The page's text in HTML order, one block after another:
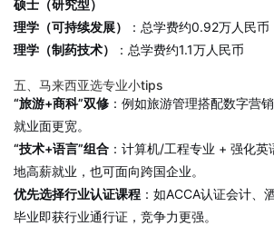
硕士（研究型）
理学（可持续发展）
：总学费约0.92万人民币
理学（制药技术）
：总学费约1.1万人民币
五、马来西亚选专业小tips
“旅游+商科”双修 ：例如旅游管理搭配数字营
就业面更宽。
“技术+语言”组合 ：计算机/工程专业 + 强化
地高薪就业，也可面向跨国企业。
优先选择行业认证课程 ：如ACCA认证会计、
毕业即获行业通行证，竞争力更强。